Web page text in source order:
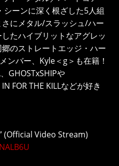
ーンに深く根ざした5人組
にメタル/スラッシュ/ハー
たハイブリットなアグレッ
のストレートエッジ・ハー
ンバー、Kyle＜g＞も在籍！
GHOSTxSHIPや
FOR THE KILLなどが好き
(Official Video Stream)